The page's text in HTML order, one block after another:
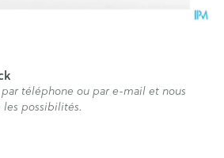
téléphone ou par e-mail et nous
possibilités.